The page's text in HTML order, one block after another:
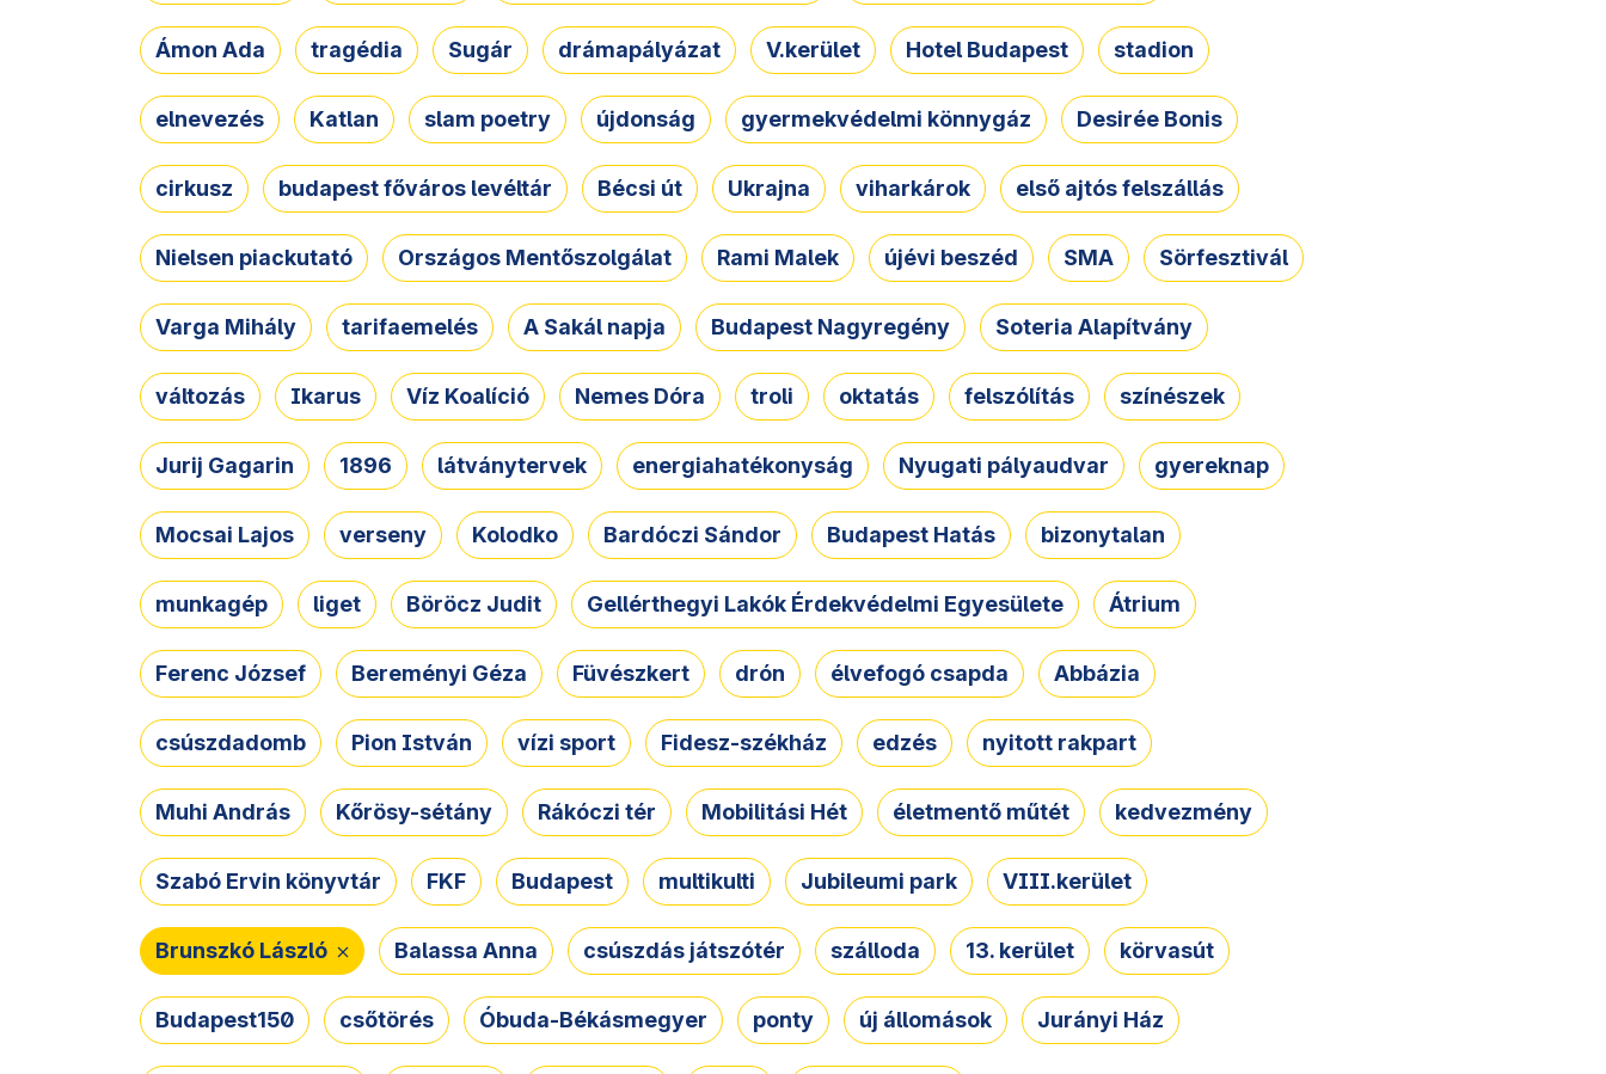
Ámon Ada tragédia Sugár drámapályázat V.kerület Hotel Budapest stadion
elnevezés Katlan slam poetry újdonság gyermekvédelmi könnygáz Desirée Bonis
cirkusz budapest főváros levéltár Bécsi út Ukrajna viharkárok első ajtós felszállás
Nielsen piackutató Országos Mentőszolgálat Rami Malek újévi beszéd SMA Sörfesztivál
Varga Mihály tarifaemelés A Sakál napja Budapest Nagyregény Soteria Alapítvány
változás Ikarus Víz Koalíció Nemes Dóra troli oktatás felszólítás színészek
Jurij Gagarin 1896 látványtervek energiahatékonyság Nyugati pályaudvar gyereknap
Mocsai Lajos verseny Kolodko Bardóczi Sándor Budapest Hatás bizonytalan
munkagép liget Böröcz Judit Gellérthegyi Lakók Érdekvédelmi Egyesülete Átrium
Ferenc József Bereményi Géza Füvészkert drón élvefogó csapda Abbázia
csúszdadomb Pion István vízi sport Fidesz-székház edzés nyitott rakpart
Muhi András Kőrösy-sétány Rákóczi tér Mobilitási Hét életmentő műtét kedvezmény
Szabó Ervin könyvtár FKF Budapest multikulti Jubileumi park VIII.kerület
Brunszkó László Balassa Anna csúszdás játszótér szálloda 13. kerület körvasút
Budapest150 csőtörés Óbuda-Békásmegyer ponty új állomások Jurányi Ház